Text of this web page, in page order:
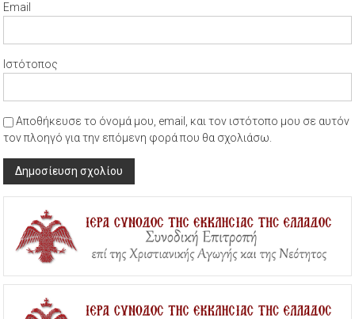
Email
Ιστότοπος
Αποθήκευσε το όνομά μου, email, και τον ιστότοπο μου σε αυτόν
τον πλοηγό για την επόμενη φορά που θα σχολιάσω.